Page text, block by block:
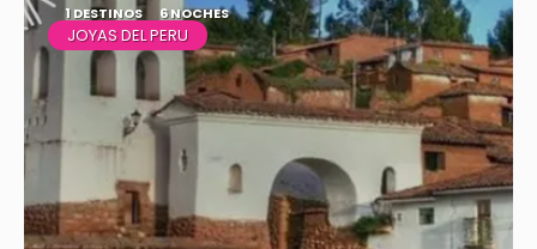
1 DESTINOS 6 NOCHES
JOYAS DEL PERU